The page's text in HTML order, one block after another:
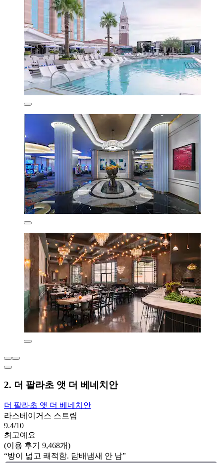
2. 더 팔라초 앳 더 베네치안
더 팔라초 앳 더 베네치안
라스베이거스 스트립
9.4/10
최고예요
(이용 후기 9,468개)
“방이 넓고 쾌적함. 담배냄새 안 남”